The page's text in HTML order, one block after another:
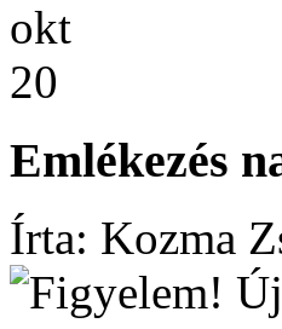
okt
20
Emlékezés
Írta: Kozma